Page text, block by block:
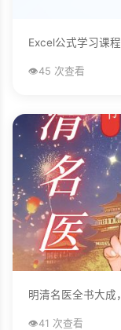
👁️45 次查看
明清名医全书大
👁️41 次查看